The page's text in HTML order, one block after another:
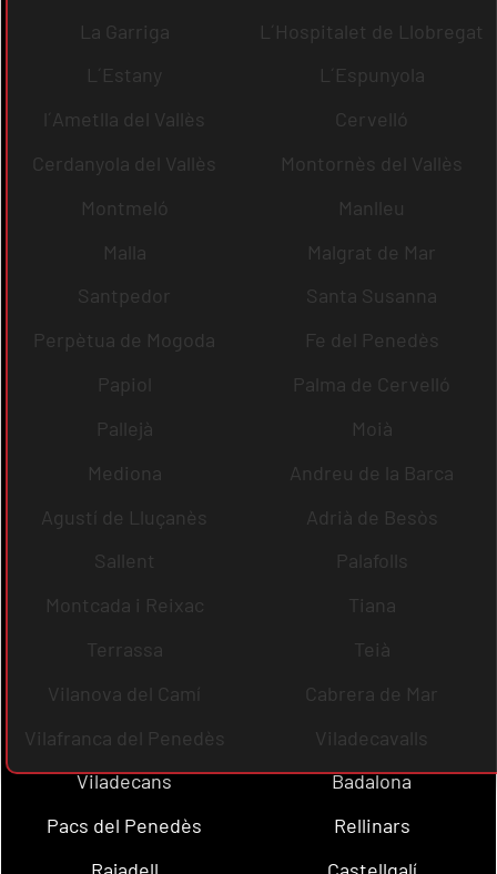
La Garriga
L´Hospitalet de Llobregat
L´Estany
L´Espunyola
l´Ametlla del Vallès
Cervelló
Cerdanyola del Vallès
Montornès del Vallès
Montmeló
Manlleu
Malla
Malgrat de Mar
Santpedor
Santa Susanna
Perpètua de Mogoda
Fe del Penedès
Papiol
Palma de Cervelló
Pallejà
Moià
Mediona
Andreu de la Barca
Agustí de Lluçanès
Adrià de Besòs
Sallent
Palafolls
Montcada i Reixac
Tiana
Terrassa
Teià
Vilanova del Camí
Cabrera de Mar
Vilafranca del Penedès
Viladecavalls
Viladecans
Badalona
Pacs del Penedès
Rellinars